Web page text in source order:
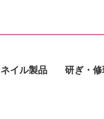
ネイル製品 研ぎ・修